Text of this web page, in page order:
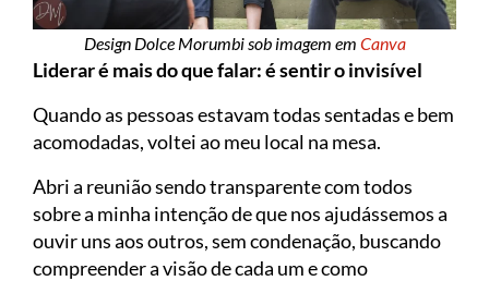
Design Dolce Morumbi sob imagem em Canva
Liderar é mais do que falar: é sentir o invisível
Quando as pessoas estavam todas sentadas e bem
acomodadas, voltei ao meu local na mesa.
Abri a reunião sendo transparente com todos
sobre a minha intenção de que nos ajudássemos a
ouvir uns aos outros, sem condenação, buscando
compreender a visão de cada um e como